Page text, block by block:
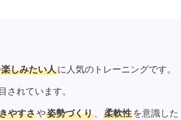
しみたい人に人気のトレーニングです。
れています。
やすさや姿勢づくり 、 柔軟性 を意識した